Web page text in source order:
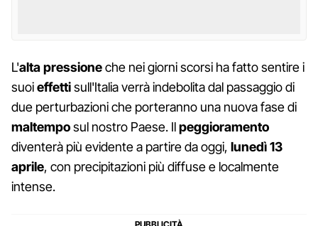
L'alta pressioneche nei giorni scorsi ha fatto sentire i
suoieffettisull'Italia verrà indebolita dal passaggio di
due perturbazioni che porteranno una nuova fase di
maltemposul nostro Paese. Ilpeggioramento
diventerà più evidente a partire da oggi, lunedì 13
aprile, con precipitazioni più diffuse e localmente
intense.